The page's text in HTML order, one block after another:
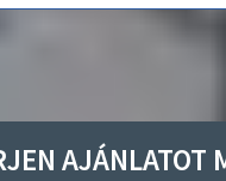
AJÁNLATOT